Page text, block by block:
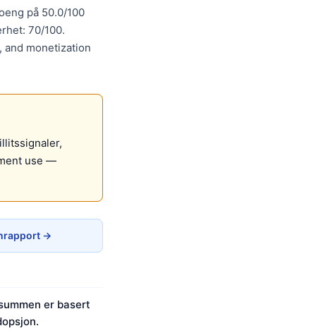
på 50.0/100
70/100.
and monetization
use —
→
er basert